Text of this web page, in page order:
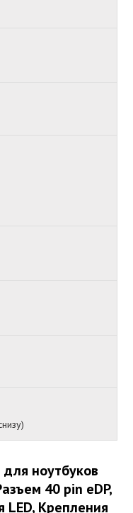
ноутбуков
40 pin eDP,
LED, Крепления